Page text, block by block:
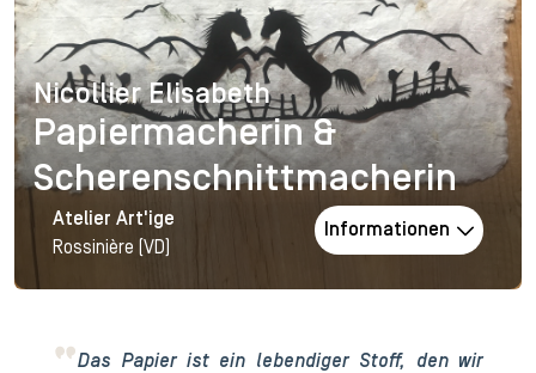
Nicollier Elisabeth
Nicollier Elisabeth
Papiermacherin &
Scherenschnittmacherin
Atelier Art'ige
Rossinière (VD)
Informationen
Das Papier ist ein lebendiger Stoff, den wir